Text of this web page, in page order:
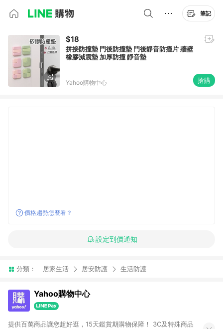
筆記
$18
拼接防撞墊 門後防撞墊 門後靜音防撞片 牆壁
橡膠減震墊 加厚防撞 靜音墊
Yahoo購物中心 搶購
價格趨勢怎麼看？
設定到價通知
分類： 居家生活 居安防護 生活防護
Yahoo購物中心
提供百萬商品讓您超好逛，15天鑑賞期購物保障！ 3C及特殊商品